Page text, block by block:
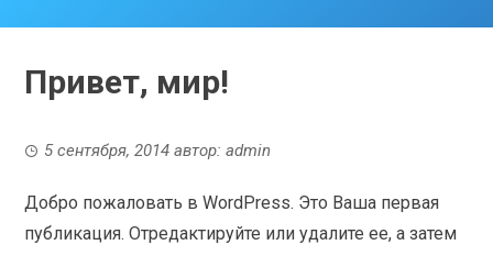
Привет, мир!
5 сентября, 2014 автор:admin
Добро пожаловать в WordPress. Это Ваша первая
публикация. Отредактируйте или удалите ее, а затем